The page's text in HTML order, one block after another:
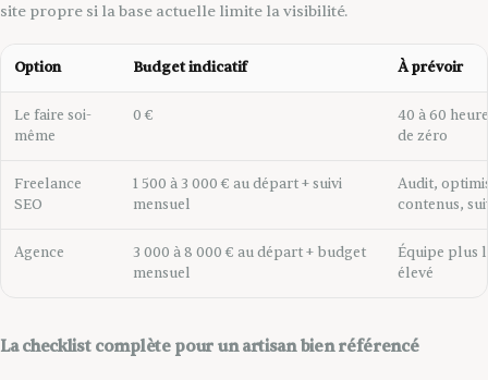
site propre si la base actuelle limite la visibilité.
Option Budget indicatif À prévoir
Le faire soi-
même
0 €
40 à 60
de zéro
Freelance
SEO
1 500 à 3 000 € au départ + suivi
mensuel
Audit,
contenus,
Agence
3 000 à 8 000 € au départ + budget
mensuel
Équipe plus
élevé
La checklist complète pour un artisan bien référencé